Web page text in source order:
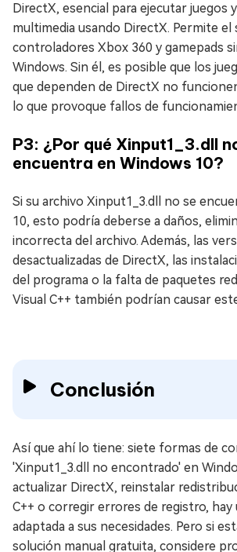
DirectX, esencial para ejecutar juegos
multimedia usando DirectX. Permite
controladores Xbox 360 y gamepads
Windows. Sin él, es posible que los
que dependen de DirectX no
lo que provoque fallos de
P3: ¿Por qué Xinput1_3.dll
encuentra en Windows 10?
Si su archivo Xinput1_3.dll no se
10, esto podría deberse a daños,
incorrecta del archivo. Además, las
desactualizadas de DirectX, las
del programa o la falta de paquetes
Visual C++ también podrían causar
Conclusión
Así que ahí lo tiene: siete formas de
'Xinput1_3.dll no encontrado' en
actualizar DirectX, reinstalar
C++ o corregir errores de registro, hay
adaptada a sus necesidades. Pero si
solución manual gratuita, considere